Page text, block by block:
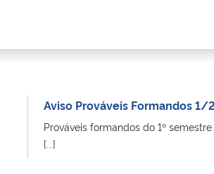
Aviso Prováveis Formandos 1/
Prováveis formandos do 1º
[...]